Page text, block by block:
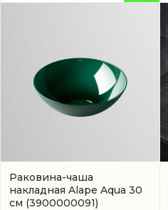
Раковина-чаша
накладная Alape Aqua 30
см (3900000091)